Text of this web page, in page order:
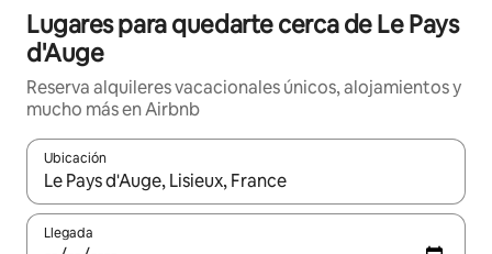
Lugares para quedarte cerca de Le Pays
d'Auge
Reserva alquileres vacacionales únicos, alojamientos y
mucho más en Airbnb
Ubicación
Cuando los resultados estén disponibles, navega con las
Llegada